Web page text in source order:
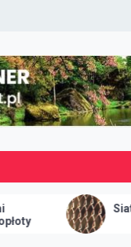
Siatki